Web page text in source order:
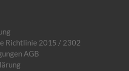
Richtlinie 2015 / 2302
AGB